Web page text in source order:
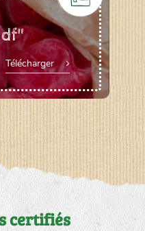
Télécharger
certifiés